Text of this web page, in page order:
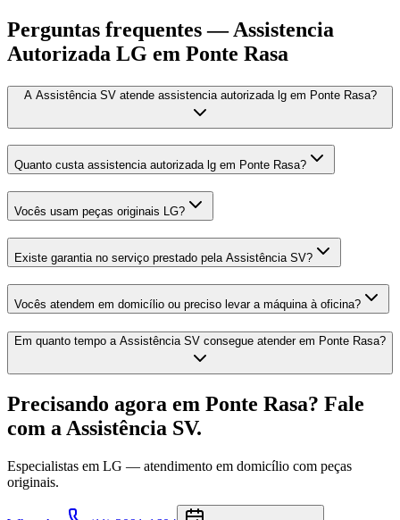
Perguntas frequentes —Assistencia
Autorizada LG em Ponte Rasa
A Assistência SV atende assistencia autorizada lg em Ponte Rasa?
Quanto custa assistencia autorizada lg em Ponte Rasa?
Vocês usam peças originais LG?
Existe garantia no serviço prestado pela Assistência SV?
Vocês atendem em domicílio ou preciso levar a máquina à oficina?
Em quanto tempo a Assistência SV consegue atender em Ponte Rasa?
Precisando agora em Ponte Rasa? Fale
com a Assistência SV.
Especialistas em LG — atendimento em domicílio com peças
originais.